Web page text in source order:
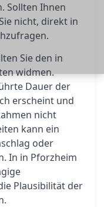
Sollten Ihnen
nicht, direkt in
Sie den in
widmen.
Dauer der
erscheint und
nicht
kann ein
oder
In in Pforzheim
Plausibilität der